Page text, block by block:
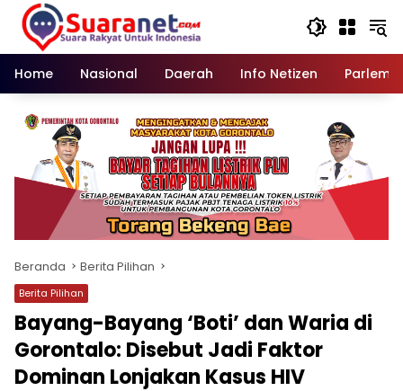
Langsung
konten
Home
Nasional Daerah Info Netizen
Beranda Berita Pilihan
Berita Pilihan
Bayang-Bayang ‘Boti’ dan Waria di
Gorontalo: Disebut Jadi Faktor
Dominan Lonjakan Kasus HIV